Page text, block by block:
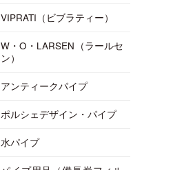
VIPRATI（ビブラティー）
W・O・LARSEN（ラールセ
ン）
アンティークパイプ
ポルシェデザイン・パイプ
水パイプ